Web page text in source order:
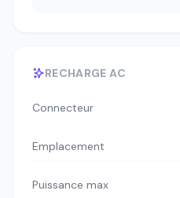
RECHARGE AC
Connecteur
Emplacement
Puissance max